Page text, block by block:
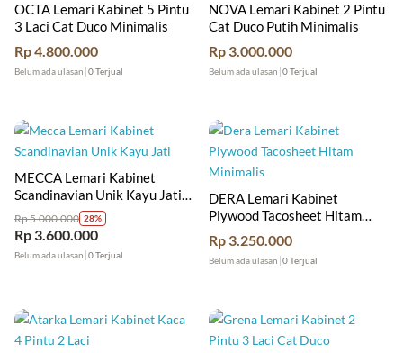
OCTA Lemari Kabinet 5 Pintu
3 Laci Cat Duco Minimalis
Rp4.800.000
Belum ada ulasan 0 Terjual
NOVA Lemari Kabinet 2 Pintu
Cat Duco Putih Minimalis
Rp 3.000.000
Belum ada ulasan 0 Terjual
MECCA Lemari Kabinet
Scandinavian Unik Kayu Jati
Jepara
Rp5.000.000 28%
Rp 3.600.000
Belum ada ulasan 0 Terjual
DERA Lemari Kabinet
Plywood Tacosheet Hitam
Minimalis
Rp 3.250.000
Belum ada ulasan 0 Terjual